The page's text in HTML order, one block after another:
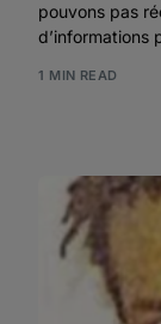
pouvons pas
d’informations
1 MIN READ